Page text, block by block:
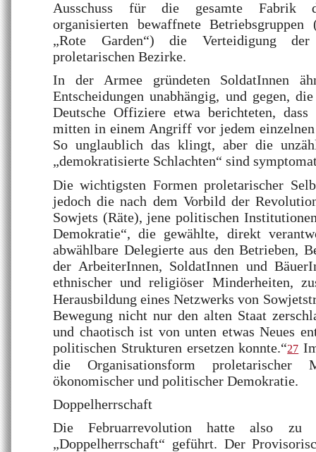
Ausschuss für die gesamte Fabrik
organisierten bewaffnete Betriebsgruppen
„Rote Garden“) die Verteidigung
proletarischen Bezirke.
In der Armee gründeten SoldatInnen
Entscheidungen unabhängig, und gegen,
Deutsche Offiziere etwa berichteten, dass
mitten in einem Angriff vor jedem
So unglaublich das klingt, aber die
„demokratisierte Schlachten“ sind
Die wichtigsten Formen proletarischer
jedoch die nach dem Vorbild der
Sowjets (Räte), jene politischen
Demokratie“, die gewählte, direkt
abwählbare Delegierte aus den Betrieben,
der ArbeiterInnen, SoldatInnen und
ethnischer und religiöser Minderheiten,
Herausbildung eines Netzwerks von
Bewegung nicht nur den alten Staat
und chaotisch ist von unten etwas Neues
politischen Strukturen ersetzen konnte.“27
die Organisationsform proletarischer
ökonomischer und politischer Demokratie.
Doppelherrschaft
Die Februarrevolution hatte also zu
„Doppelherrschaft“ geführt. Der